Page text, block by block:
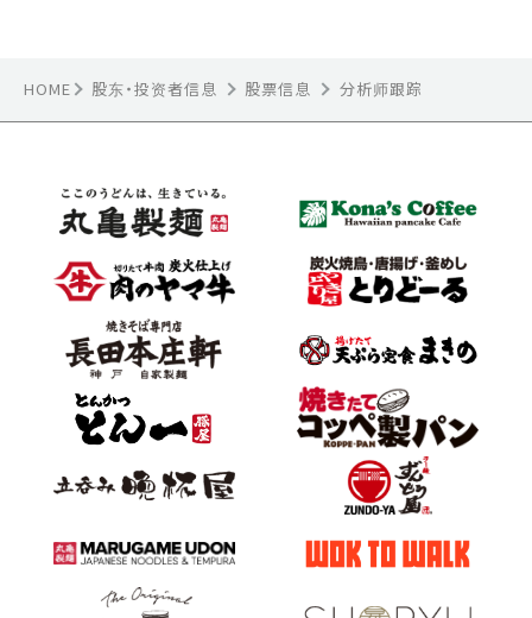
HOME 股东・投资者信息 股票信息 分析师跟踪